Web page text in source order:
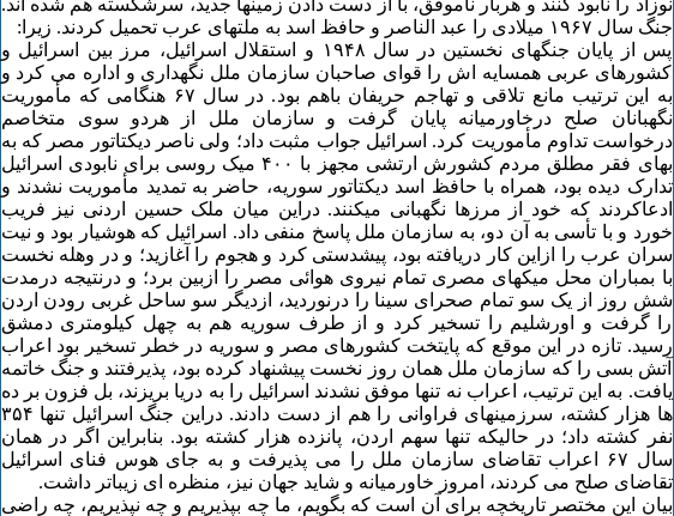
نوزاد را نابود کنند و هربار ناموفق، با از دست دادن زمینها جدید، سرشکسته هم شده اند.
جنگ سال ۱۹۶۷ میلادی را عبد الناصر و حافظ اسد به ملتهای عرب تحمیل کردند. زیرا:
پس از پایان جنگهای نخستین در سال ۱۹۴٨ و استقلال اسرائیل، مرز بین اسرائیل و
کشورهای عربی همسایه اش را قوای صاحبان سازمان ملل نگهداری و اداره می کرد و
به این ترتیب مانع تلاقی و تهاجم حریفان باهم بود. در سال ۶۷ هنگامی که مأموریت
نگهبانان صلح درخاورمیانه پایان گرفت و سازمان ملل از هردو سوی متخاصم
درخواست تداوم مأموریت کرد. اسرائیل جواب مثبت داد؛ ولی ناصر دیکتاتور مصر که به
بهای فقر مطلق مردم کشورش ارتشی مجهز با ۴۰۰ میک روسی برای نابودی اسرائیل
تدارک دیده بود، همراه با حافظ اسد دیکتاتور سوریه، حاضر به تمدید مأموریت نشدند و
ادعاکردند که خود از مرزها نگهبانی میکنند. دراین میان ملک حسین اردنی نیز فریب
خورد و با تأسی به آن دو، به سازمان ملل پاسخ منفی داد. اسرائیل که هوشیار بود و نیت
سران عرب را ازاین کار دریافته بود، پیشدستی کرد و هجوم را آغازید؛ و در وهله نخست
با بمباران محل میکهای مصری تمام نیروی هوائی مصر را ازبین برد؛ و درنتیجه درمدت
شش روز از یک سو تمام صحرای سینا را درنوردید، ازدیگر سو ساحل غربی رودن اردن
را گرفت و اورشلیم را تسخیر کرد و از طرف سوریه هم به چهل کیلومتری دمشق
رسید. تازه در این موقع که پایتخت کشورهای مصر و سوریه در خطر تسخیر بود اعراب
آتش بسی را که سازمان ملل همان روز نخست پیشنهاد کرده بود، پذیرفتند و جنگ خاتمه
یافت. به این ترتیب، اعراب نه تنها موفق نشدند اسرائیل را به دریا بریزند، بل فزون بر ده
ها هزار کشته، سرزمینهای فراوانی را هم از دست دادند. دراین جنگ اسرائیل تنها ٣۵۴
نفر کشته داد؛ در حالیکه تنها سهم اردن، پانزده هزار کشته بود. بنابراین اگر در همان
سال ۶۷ اعراب تقاضای سازمان ملل را می پذیرفت و به جای هوس فنای اسرائیل
تقاضای صلح می کردند، امروز خاورمیانه و شاید جهان نیز، منظره ای زیباتر داشت.
بیان این مختصر تاریخچه برای آن است که بگویم، ما چه بپذیریم و چه نپذیریم، چه راضی